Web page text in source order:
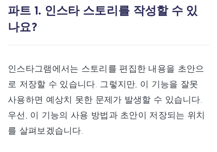
파트 1. 인스타 스토리를 작성할 수 있
나요?
인스타그램에서는 스토리를 편집한 내용을 초안으
로 저장할 수 있습니다. 그렇지만, 이 기능을 잘못
사용하면 예상치 못한 문제가 발생할 수 있습니다.
우선, 이 기능의 사용 방법과 초안이 저장되는 위치
를 살펴보겠습니다.